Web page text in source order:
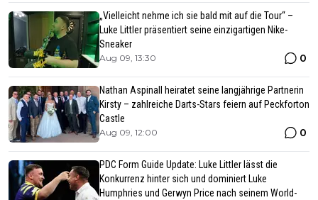
„Vielleicht nehme ich sie bald mit auf die Tour“ –
Luke Littler präsentiert seine einzigartigen Nike-
Sneaker
Aug 09, 13:30 0
Nathan Aspinall heiratet seine langjährige Partnerin
Kirsty – zahlreiche Darts-Stars feiern auf Peckforton
Castle
Aug 09, 12:00 0
PDC Form Guide Update: Luke Littler lässt die
Konkurrenz hinter sich und dominiert Luke
Humphries und Gerwyn Price nach seinem World-